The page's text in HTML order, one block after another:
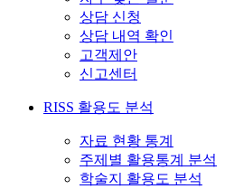
상담 신청
상담 내역 확인
고객제안
신고센터
RISS 활용도 분석
자료 현황 통계
주제별 활용통계 분석
학술지 활용도 분석